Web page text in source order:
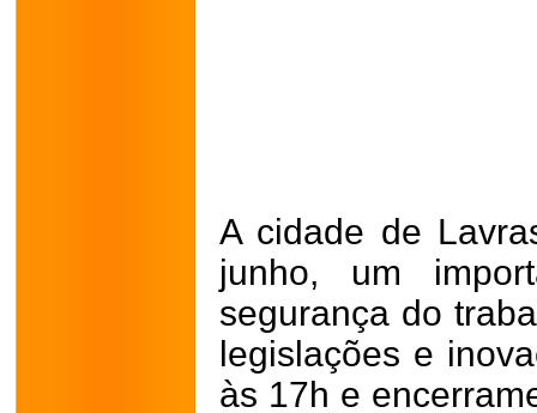
A cidade de
junho, um
segurança do
legislações e
às 17h e